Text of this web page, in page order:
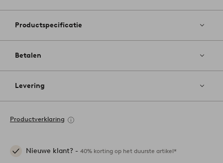
Productspecificatie
Betalen
Levering
Productverklaring
Nieuwe klant? - 40% korting op het duurste artikel*